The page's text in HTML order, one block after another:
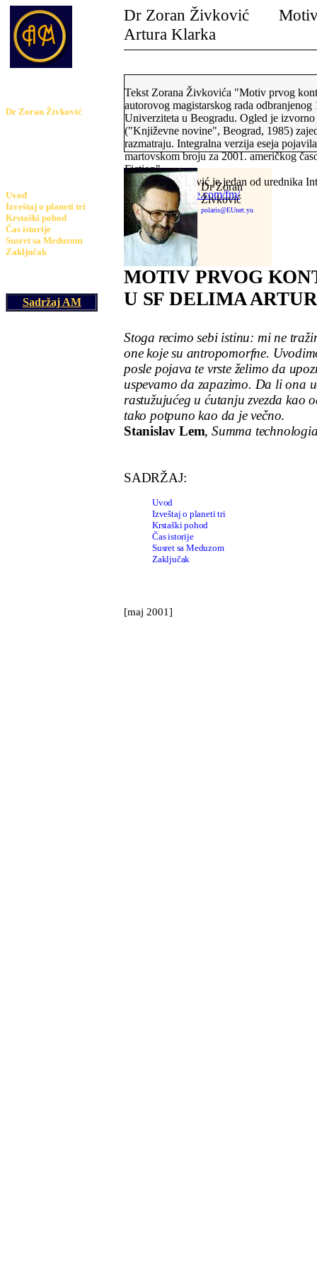
Dr Zoran Živković
Uvod
Izveštaj o planeti tri
Krstaški pohod
Čas istorije
Susret sa Meduzom
Zaključak
Sadržaj AM
Dr Zoran Živković
Artura Klarka
Tekst Zorana Živkovića "Motiv prvog
autorovog magistarskog rada
Univerziteta u Beogradu. Ogled je
("Književne novine", Beograd, 1985)
razmatraju. Integralna verzija eseja
martovskom broju za 2001. američkog
Fiction".
Dr Zoran Živković je jedan od urednika
http://www.sfsite.com/fm/
DrZoran
Živković
polaris@EUnet.yu
MOTIV PRVOG
U SF DELIMA
Stoga recimo sebi istinu: mi ne
one koje su antropomorfne.
posle pojava te vrste želimo da
uspevamo da zapazimo. Da li ona
rastužujućeg u ćutanju zvezda kao
tako potpuno kao da je večno.
Stanislav Lem,Summa
SADRŽAJ:
Uvod
Izveštaj o planeti tri
Krstaški pohod
Čas istorije
Susret sa Meduzom
Zaključak
[maj 2001]